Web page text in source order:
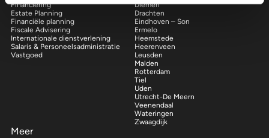
Financiering
Estate Planning
Financiële planning
Fiscale Advisering
Internationale dienstverlening
Salaris & Personeelsadministratie
Vastgoed
Diemen
Drachten
Eindhoven – Son
Ermelo
Heemstede
Heerenveen
Leusden
Malden
Rotterdam
Tiel
Uden
Utrecht-De Meern
Veenendaal
Wateringen
Zwaagdijk
Meer